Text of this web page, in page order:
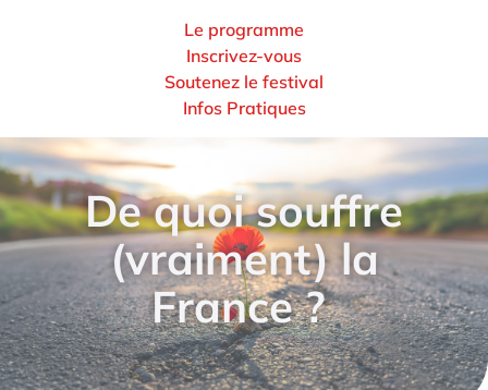
Le programme
Inscrivez-vous
Soutenez le festival
Infos Pratiques
De quoi souffre
(vraiment) la
France ?